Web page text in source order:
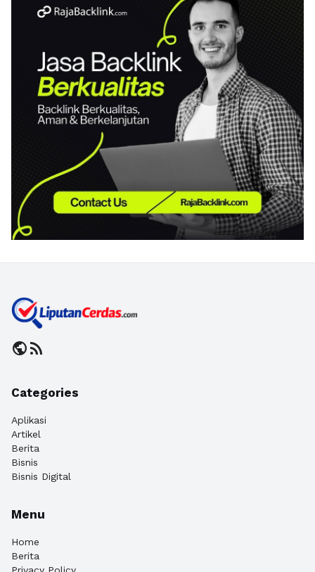
publicrss_feed
Categories
Aplikasi
Artikel
Berita
Bisnis
Bisnis Digital
Menu
Home
Berita